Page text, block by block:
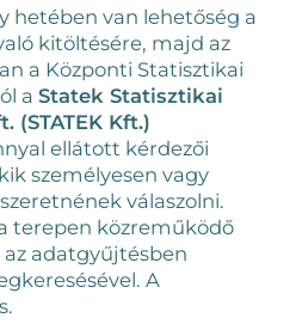
hetében van lehetőség a
kitöltésére, majd az
a Központi Statisztikai
a Statek Statisztikai
(STATEK Kft.)
ellátott kérdezői
személyesen vagy
válaszolni.
terepen közreműködő
adatgyűjtésben
A